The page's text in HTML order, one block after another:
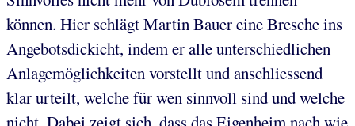
können. Hier schlägt Martin Bauer eine Bresche ins
Angebotsdickicht, indem er alle unterschiedlichen
Anlagemöglichkeiten vorstellt und anschliessend
klar urteilt, welche für wen sinnvoll sind und welche